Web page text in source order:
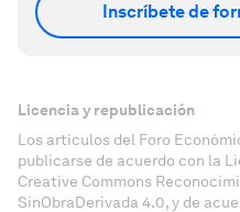
Inscríbete de
Licencia y republicación
Los artículos del Foro
publicarse de acuerdo con la
Creative Commons
SinObraDerivada 4.0, y de